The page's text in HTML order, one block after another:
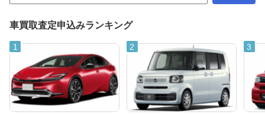
車買取査定申込みランキング